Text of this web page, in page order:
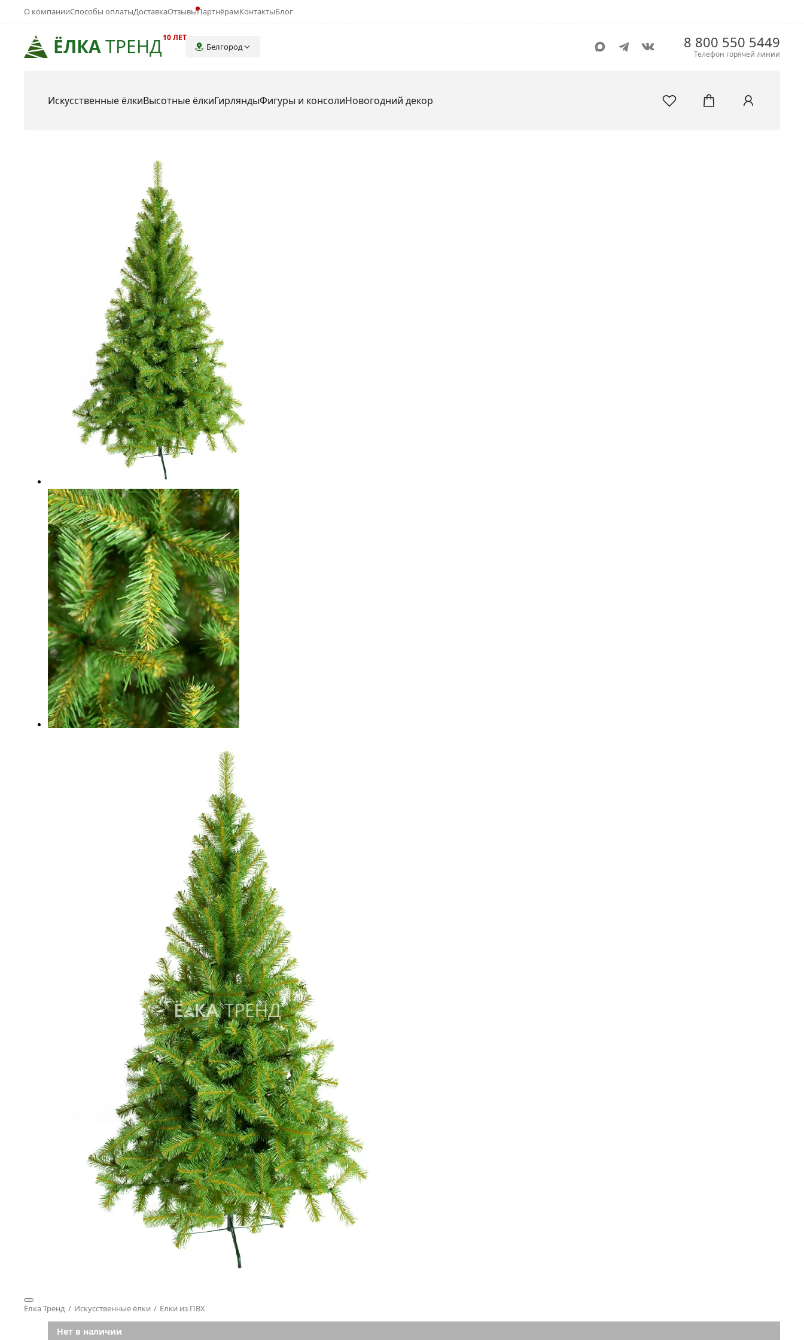
ЁЛКАТРЕНД10 ЛЕТ
Белгород
О компанииСпособы оплатыДоставкаОтзывыПартнёрамКонтактыБлог
8 800 550 5449
Телефон горячей линии
Искусственные ёлкиВысотные ёлкиГирляндыФигуры и консолиНовогодний декор
Ёлка Тренд Искусственные ёлки Ёлки из ПВХ
Нет в наличии